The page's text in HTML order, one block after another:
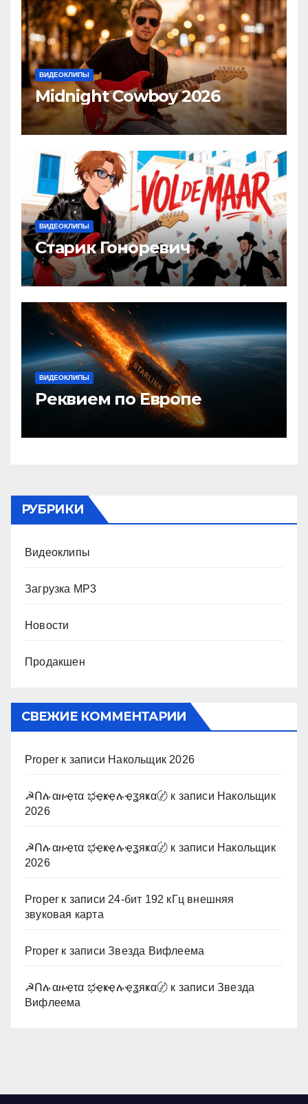
ВИДЕОКЛИПЫ
Midnight Cowboy 2026
ВИДЕОКЛИПЫ
Старик Гоноревич
ВИДЕОКЛИПЫ
Реквием по Европе
РУБРИКИ
Видеоклипы
Загрузка MP3
Новости
Продакшен
СВЕЖИЕ КОММЕНТАРИИ
Proper к записи Накольщик 2026
☭Ոሉαዙҿτα ಭҿҝҿሉҿʓяҝα〄 к записи Накольщик
2026
☭Ոሉαዙҿτα ಭҿҝҿሉҿʓяҝα〄 к записи Накольщик
2026
Proper к записи 24-бит 192 кГц внешняя
звуковая карта
Proper к записиЗвезда Вифлеема
☭Ոሉαዙҿτα ಭҿҝҿሉҿʓяҝα〄 к записи Звезда
Вифлеема